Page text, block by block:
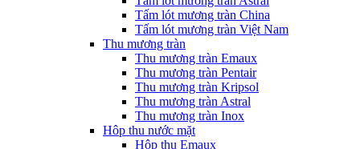
Tấm lót mương tràn China
Tấm lót mương tràn Việt Nam
Thu mương tràn
Thu mương tràn Emaux
Thu mương tràn Pentair
Thu mương tràn Kripsol
Thu mương tràn Astral
Thu mương tràn Inox
Hôp thu nước mặt
Hộp thu Emaux